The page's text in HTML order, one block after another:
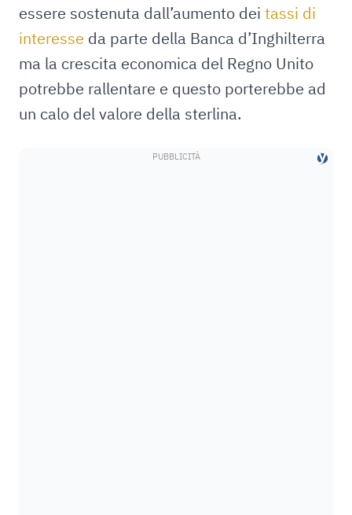
essere sostenuta dall’aumento dei tassi di
interesse da parte della Banca d’Inghilterra
ma la crescita economica del Regno Unito
potrebbe rallentare e questo porterebbe ad
un calo del valore della sterlina.